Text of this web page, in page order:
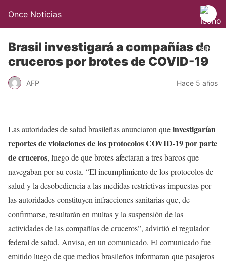
Once Noticias
Brasil investigará a compañías de
cruceros por brotes de COVID-19
AFP Hace 5 años
Las autoridades de salud brasileñas anunciaron queinvestigarían
reportes de violaciones de los protocolos COVID-19 por parte
de cruceros, luego de que brotes afectaran a tres barcos que
navegaban por su costa. “El incumplimiento de los protocolos de
salud y la desobediencia a las medidas restrictivas impuestas por
las autoridades constituyen infracciones sanitarias que, de
confirmarse, resultarán en multas y la suspensión de las
actividades de las compañías de cruceros”, advirtió el regulador
federal de salud, Anvisa, en un comunicado. El comunicado fue
emitido luego de que medios brasileños informaran que pasajeros